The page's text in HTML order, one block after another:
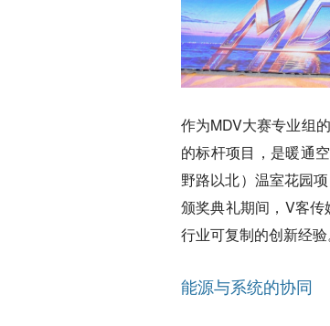
作为MDV大赛专业组
的标杆项目，是暖通
野路以北）温室花园
颁奖典礼期间，V客
行业可复制的创新经验
能源与系统的协同